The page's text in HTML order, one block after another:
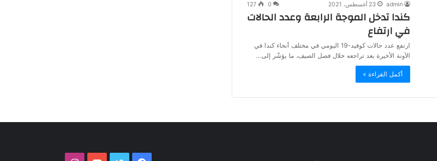
admin 23 أغسطس، 2021 0
127
كندا تدخل الموجة الرابعة وعدد الحالات
في ارتفاع
ارتفع عدد حالات كوفيد-19 اليومي في مختلف أنحاء كندا في
الآونة الأخيرة بعد تراجعه خلال فصل الصيف، ما يؤشّر إلى…
أكمل القراءة »